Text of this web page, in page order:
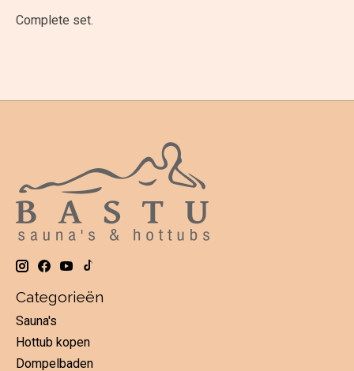
Complete set.
Categorieën
Sauna's
Hottub kopen
Dompelbaden